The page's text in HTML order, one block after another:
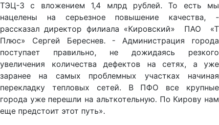
ТЭЦ-3 с вложением 1,4 млрд рублей. То есть мы
нацелены на серьезное повышение качества, -
рассказал директор филиала «Кировский» ПАО «Т
Плюс» Сергей Береснев. - Администрация города
поступает правильно, не дожидаясь резкого
увеличения количества дефектов на сетях, а уже
заранее на самых проблемных участках начиная
перекладку тепловых сетей. В ПФО все крупные
города уже перешли на альткотельную. По Кирову нам
еще предстоит этот путь».